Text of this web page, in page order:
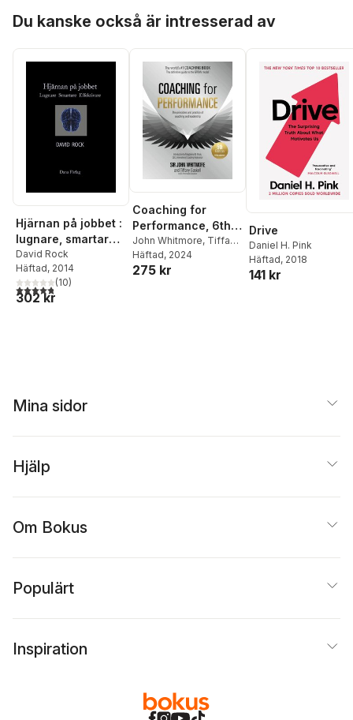
Du kanske också är intresserad av
Hjärnan på jobbet :
lugnare, smartare,
effektivare
David Rock
Häftad, 2014
4,8utav 5 stjärnor. Totalt antal röster:
(10)
302 kr
Coaching for
Performance, 6th
edition
John Whitmore, Tiffany
Gaskell
Häftad, 2024
275 kr
Drive
Daniel H. Pink
Häftad, 2018
141 kr
Mina sidor
Hjälp
Om Bokus
Populärt
Inspiration